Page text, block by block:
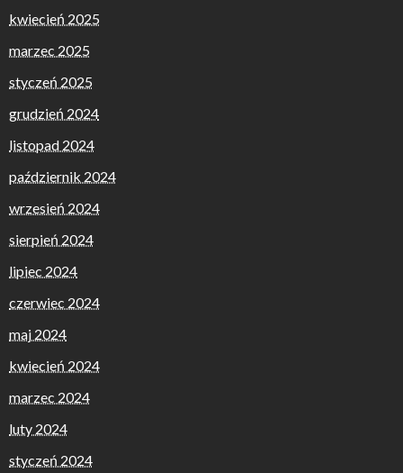
kwiecień 2025
marzec 2025
styczeń 2025
grudzień 2024
listopad 2024
październik 2024
wrzesień 2024
sierpień 2024
lipiec 2024
czerwiec 2024
maj 2024
kwiecień 2024
marzec 2024
luty 2024
styczeń 2024